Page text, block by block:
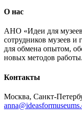
О нас
АНО «Идеи для
сотрудников музеев
для обмена опытом,
новых методов работы.
Контакты
Москва, Санкт-